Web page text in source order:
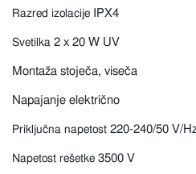
Razred izolacije IPX4
Svetilka 2 x 20 W UV
Montaža stoječa, viseča
Napajanje električno
Priključna napetost 220-240/50 V/
Napetost rešetke 3500 V